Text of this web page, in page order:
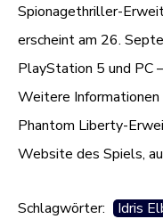
Spionagethriller-
erscheint am 26.
PlayStation 5 und PC
Weitere
Phantom Liberty-
Website des Spiels,
Schlagwörter: Idris